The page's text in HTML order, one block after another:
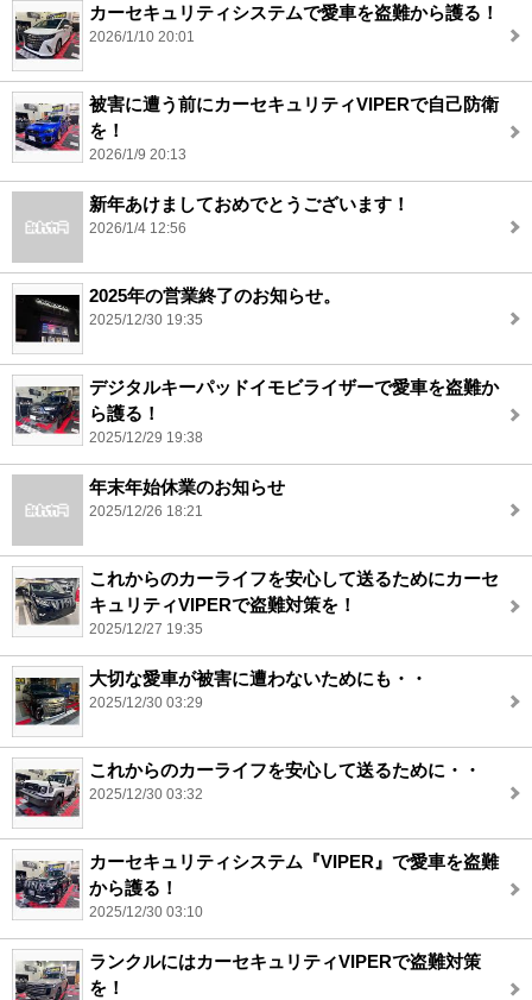
カーセキュリティシステムで愛車を盗難から護る！
2026/1/10 20:01
被害に遭う前にカーセキュリティVIPERで自己防衛
を！
2026/1/9 20:13
新年あけましておめでとうございます！
2026/1/4 12:56
2025年の営業終了のお知らせ。
2025/12/30 19:35
デジタルキーパッドイモビライザーで愛車を盗難か
ら護る！
2025/12/29 19:38
年末年始休業のお知らせ
2025/12/26 18:21
これからのカーライフを安心して送るためにカーセ
キュリティVIPERで盗難対策を！
2025/12/27 19:35
大切な愛車が被害に遭わないためにも・・
2025/12/30 03:29
これからのカーライフを安心して送るために・・
2025/12/30 03:32
カーセキュリティシステム『VIPER』で愛車を盗難
から護る！
2025/12/30 03:10
ランクルにはカーセキュリティVIPERで盗難対策
を！